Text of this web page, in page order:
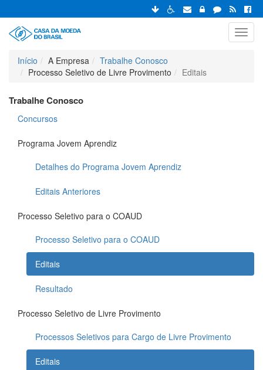
Início
A Empresa
Trabalhe Conosco
Processo Seletivo de Livre Provimento
Editais
Trabalhe Conosco
Concursos
Programa Jovem Aprendiz
Detalhes do Programa Jovem Aprendiz
Editais Anteriores
Processo Seletivo para o COAUD
Processo Seletivo para o COAUD
Editais
Resultado
Processo Seletivo de Livre Provimento
Processos Seletivos para Cargo de Livre Provimento
Editais